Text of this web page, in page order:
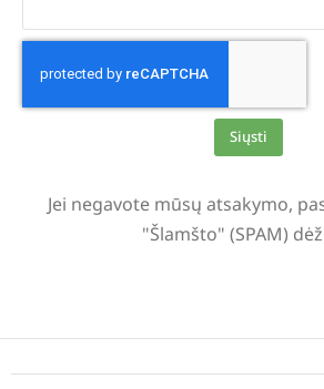
Siųsti
Jei negavote mūsų atsakymo,
"Šlamšto" (SPAM)